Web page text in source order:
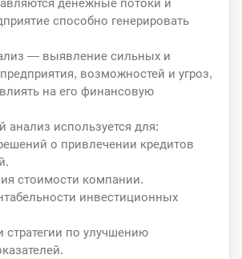
способно генерировать
— выявление сильных и
возможностей и угроз,
на его финансовую
используется для:
о привлечении кредитов
стоимости компании.
инвестиционных
стратегии по улучшению